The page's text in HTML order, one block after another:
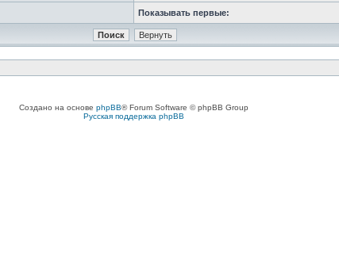
Показывать первые:
Создано на основе phpBB® Forum Software © phpBB Group
Русская поддержка phpBB